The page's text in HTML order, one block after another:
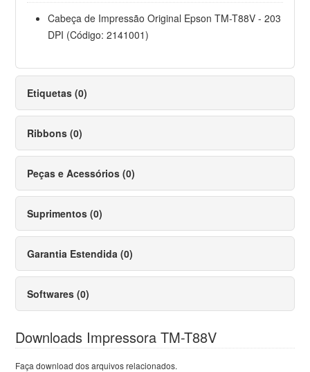
Cabeça de Impressão Original Epson TM-T88V - 203
DPI (Código: 2141001)
Etiquetas (0)
Ribbons (0)
Peças e Acessórios (0)
Suprimentos (0)
Garantia Estendida (0)
Softwares (0)
Downloads Impressora TM-T88V
Faça download dos arquivos relacionados.